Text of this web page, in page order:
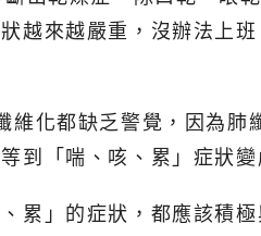
越來越嚴重，沒辦法上
化都缺乏警覺，因為
到「喘、咳、累」症狀
累」的症狀，都應該積